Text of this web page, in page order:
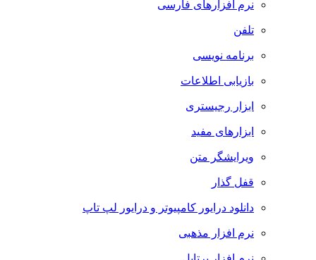
نرم افزارهای فارسی
تلفن
برنامه نویسی
بازیابی اطلاعات
ابزار رجیستری
ابزارهای مفید
ویرایشگر متن
قفل گذار
دانلود درایور کامپیوتر و درایور لپ تاپ
نرم افزار مذهبی